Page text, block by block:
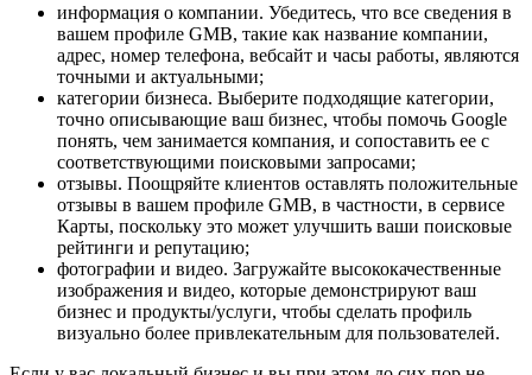
информация о компании. Убедитесь, что все сведения в
вашем профиле GMB, такие как название компании,
адрес, номер телефона, вебсайт и часы работы, являются
точными и актуальными;
категории бизнеса. Выберите подходящие категории,
точно описывающие ваш бизнес, чтобы помочь Google
понять, чем занимается компания, и сопоставить ее с
соответствующими поисковыми запросами;
отзывы. Поощряйте клиентов оставлять положительные
отзывы в вашем профиле GMB, в частности, в сервисе
Карты, поскольку это может улучшить ваши поисковые
рейтинги и репутацию;
фотографии и видео. Загружайте высококачественные
изображения и видео, которые демонстрируют ваш
бизнес и продукты/услуги, чтобы сделать профиль
визуально более привлекательным для пользователей.